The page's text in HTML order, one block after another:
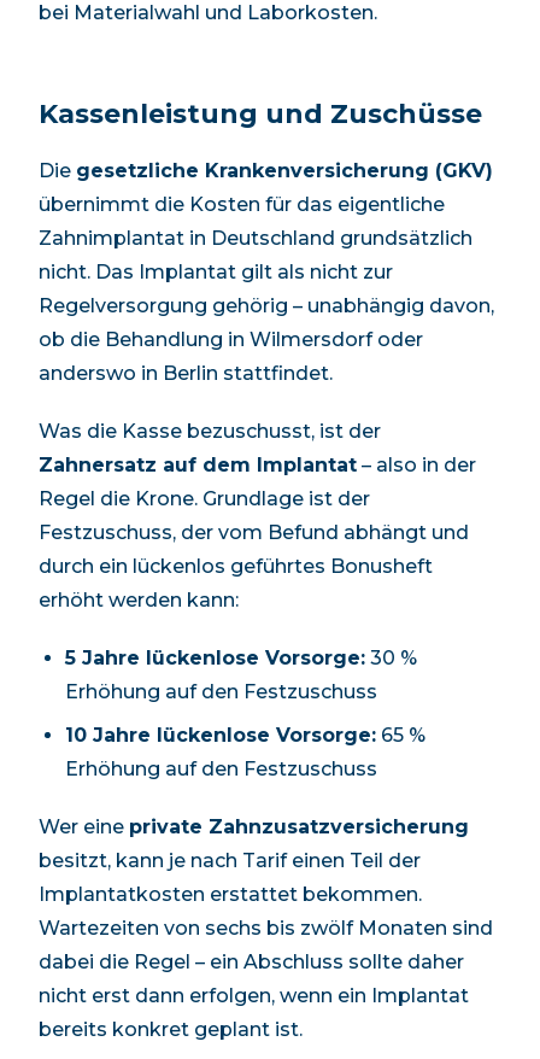
bei Materialwahl und Laborkosten.
Kassenleistung und Zuschüsse
Die gesetzliche Krankenversicherung (GKV)
übernimmt die Kosten für das eigentliche
Zahnimplantat in Deutschland grundsätzlich
nicht. Das Implantat gilt als nicht zur
Regelversorgung gehörig – unabhängig davon,
ob die Behandlung in Wilmersdorfoder
anderswo in Berlin stattfindet.
Was die Kasse bezuschusst, ist der
Zahnersatz auf dem Implantat – also in der
Regel die Krone. Grundlage ist der
Festzuschuss, der vom Befund abhängt und
durch ein lückenlos geführtes Bonusheft
erhöht werden kann:
5 Jahre lückenlose Vorsorge: 30 %
Erhöhung auf den Festzuschuss
10 Jahre lückenlose Vorsorge: 65 %
Erhöhung auf den Festzuschuss
Wer eine private Zahnzusatzversicherung
besitzt, kann je nach Tarif einen Teil der
Implantatkosten erstattet bekommen.
Wartezeiten von sechs bis zwölf Monaten sind
dabei die Regel – ein Abschluss sollte daher
nicht erst dann erfolgen, wenn ein Implantat
bereits konkret geplant ist.